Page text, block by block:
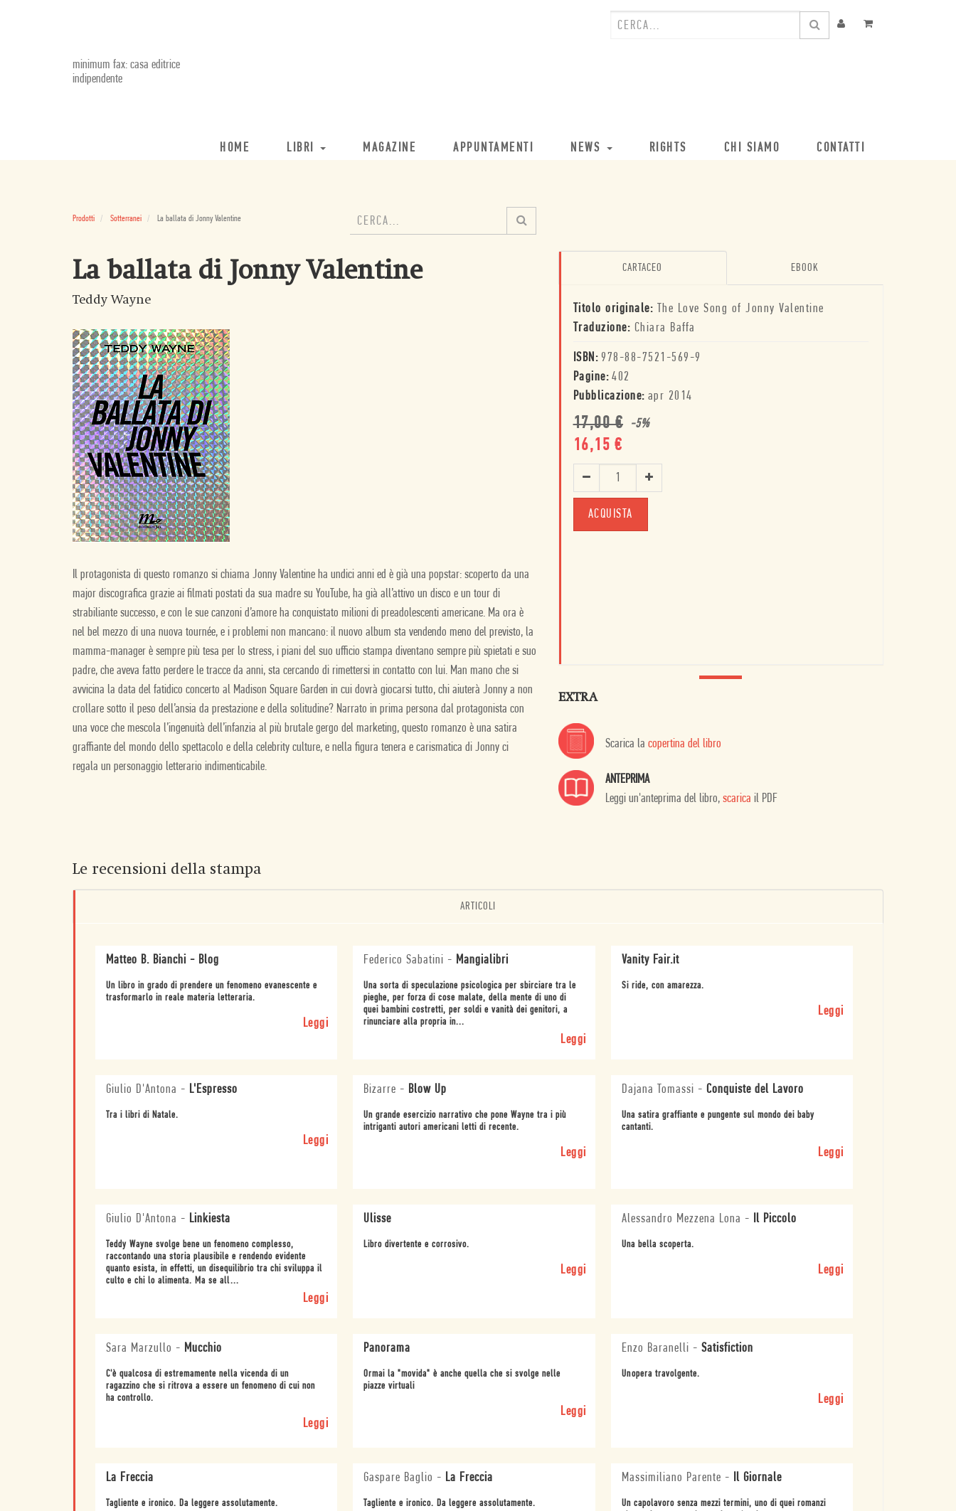
minimum fax: casa editrice
indipendente
HOME LIBRI MAGAZINE APPUNTAMENTI NEWS RIGHTS CHI SIAMO CONTATTI
Prodotti Sotterranei La ballata di Jonny Valentine
La ballata di Jonny Valentine
Teddy Wayne
Il protagonista di questo romanzo si chiama Jonny Valentine ha undici anni ed è già una popstar: scoperto da una
major discografica grazie ai filmati postati da sua madre su YouTube, ha già all’attivo un disco e un tour di
strabiliante successo, e con le sue canzoni d’amore ha conquistato milioni di preadolescenti americane. Ma ora è
nel bel mezzo di una nuova tournée, e i problemi non mancano: il nuovo album sta vendendo meno del previsto, la
mamma-manager è sempre più tesa per lo stress, i piani del suo ufficio stampa diventano sempre più spietati e suo
padre, che aveva fatto perdere le tracce da anni, sta cercando di rimettersi in contatto con lui. Man mano che si
avvicina la data del fatidico concerto al Madison Square Garden in cui dovrà giocarsi tutto, chi aiuterà Jonny a non
crollare sotto il peso dell’ansia da prestazione e della solitudine? Narrato in prima persona dal protagonista con
una voce che mescola l’ingenuità dell’infanzia al più brutale gergo del marketing, questo romanzo è una satira
graffiante del mondo dello spettacolo e della celebrity culture, e nella figura tenera e carismatica di Jonny ci
regala un personaggio letterario indimenticabile.
CARTACEO EBOOK
Titolo originale: The Love Song of Jonny Valentine
Traduzione: Chiara Baffa
ISBN: 978-88-7521-569-9
Pagine: 402
Pubblicazione: apr 2014
17,00€ -5%
16,15 €
ACQUISTA
EXTRA
Scarica la copertina del libro
ANTEPRIMA
Leggi un'anteprima del libro, scarica il PDF
Le recensioni della stampa
ARTICOLI
Matteo B. Bianchi - Blog
Un libro in grado di prendere un fenomeno evanescente e
trasformarlo in reale materia letteraria.
Leggi
Federico Sabatini - Mangialibri
Una sorta di speculazione psicologica per sbirciare tra le
pieghe, per forza di cose malate, della mente di uno di
quei bambini costretti, per soldi e vanità dei genitori, a
rinunciare alla propria in...
Leggi
Vanity Fair.it
Si ride, con amarezza.
Leggi
Giulio D'Antona - L'Espresso
Tra i libri di Natale.
Leggi
Bizarre - Blow Up
Un grande esercizio narrativo che pone Wayne tra i più
intriganti autori americani letti di recente.
Leggi
Dajana Tomassi - Conquiste del Lavoro
Una satira graffiante e pungente sul mondo dei baby
cantanti.
Leggi
Giulio D'Antona - Linkiesta
Teddy Wayne svolge bene un fenomeno complesso,
raccontando una storia plausibile e rendendo evidente
quanto esista, in effetti, un disequilibrio tra chi sviluppa il
culto e chi lo alimenta. Ma se all...
Leggi
Ulisse
Libro divertente e corrosivo.
Leggi
Alessandro Mezzena Lona - Il Piccolo
Una bella scoperta.
Leggi
Sara Marzullo - Mucchio
C'è qualcosa di estremamente nella vicenda di un
ragazzino che si ritrova a essere un fenomeno di cui non
ha controllo.
Leggi
Panorama
Ormai la "movida" è anche quella che si svolge nelle
piazze virtuali
Leggi
Enzo Baranelli - Satisfiction
Unopera travolgente.
Leggi
La Freccia
Tagliente e ironico. Da leggere assolutamente.
Gaspare Baglio - La Freccia
Tagliente e ironico. Da leggere assolutamente.
Massimiliano Parente - Il Giornale
Un capolavoro senza mezzi termini, uno di quei romanzi